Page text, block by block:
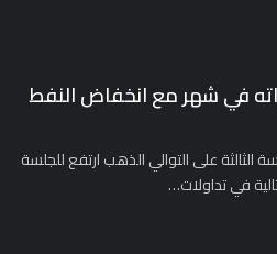
في شهر مع انخفاض النفط
الثالثة على التوالي الذهب ارتفع للجلسة
في تداولات…